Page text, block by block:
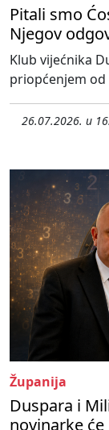
Pitali smo
Njegov
Klub vijećnika
priopćenjem od
26.07.2026. u
Županija
Duspara i
novinarke